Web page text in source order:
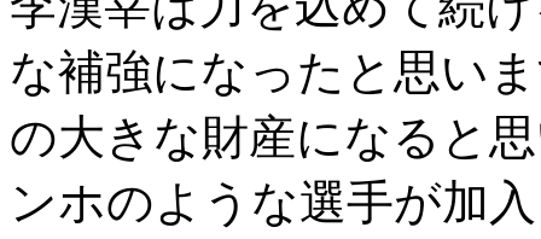
な補強になったと思い
の大きな財産になると
ンホのような選手が加